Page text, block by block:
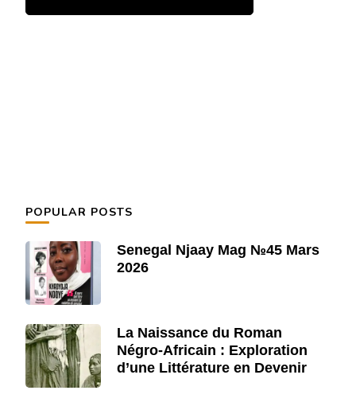
POPULAR POSTS
Senegal Njaay Mag №45 Mars
2026
La Naissance du Roman
Négro-Africain : Exploration
d’une Littérature en Devenir